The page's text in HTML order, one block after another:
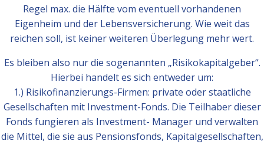
Regel max. die Hälfte vom eventuell vorhandenen
Eigenheim und der Lebensversicherung. Wie weit das
reichen soll, ist keiner weiteren Überlegung mehr wert.
Es bleiben also nur die sogenannten „Risikokapitalgeber“.
Hierbei handelt es sich entweder um:
1.) Risikofinanzierungs-Firmen: private oder staatliche
Gesellschaften mit Investment-Fonds. Die Teilhaber dieser
Fonds fungieren als Investment- Manager und verwalten
die Mittel, die sie aus Pensionsfonds, Kapitalgesellschaften,